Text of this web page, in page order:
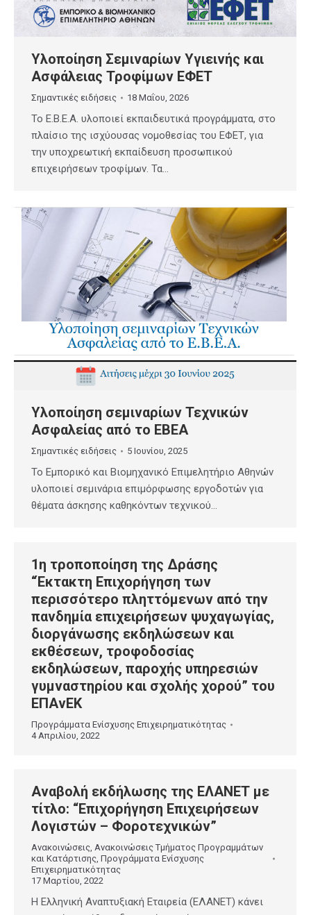
Υλοποίηση Σεμιναρίων Υγιεινής και
Ασφάλειας Τροφίμων ΕΦΕΤ
Σημαντικές ειδήσεις 18 Μαΐου, 2026
Το Ε.Β.Ε.Α. υλοποιεί εκπαιδευτικά προγράμματα, στο
πλαίσιο της ισχύουσας νομοθεσίας του ΕΦΕΤ, για
την υποχρεωτική εκπαίδευση προσωπικού
επιχειρήσεων τροφίμων. Τα…
Υλοποίηση σεμιναρίων Τεχνικών
Ασφαλείας από το ΕΒΕΑ
Σημαντικές ειδήσεις 5 Ιουνίου, 2025
Το Εμπορικό και Βιομηχανικό Επιμελητήριο Αθηνών
υλοποιεί σεμινάρια επιμόρφωσης εργοδοτών για
θέματα άσκησης καθηκόντων τεχνικού…
1η τροποποίηση της Δράσης
“Έκτακτη Επιχορήγηση των
περισσότερο πληττόμενων από την
πανδημία επιχειρήσεων ψυχαγωγίας,
διοργάνωσης εκδηλώσεων και
εκθέσεων, τροφοδοσίας
εκδηλώσεων, παροχής υπηρεσιών
γυμναστηρίου και σχολής χορού” του
ΕΠΑνΕΚ
Προγράμματα Ενίσχυσης Επιχειρηματικότητας
4 Απριλίου, 2022
Αναβολή εκδήλωσης της ΕΛΑΝΕΤ με
τίτλο: “Επιχορήγηση Επιχειρήσεων
Λογιστών – Φοροτεχνικών”
Ανακοινώσεις, Ανακοινώσεις Τμήματος Προγραμμάτων
και Κατάρτισης, Προγράμματα Ενίσχυσης
Επιχειρηματικότητας
17 Μαρτίου, 2022
Η Ελληνική Αναπτυξιακή Εταιρεία (ΕΛΑΝΕΤ) κάνει